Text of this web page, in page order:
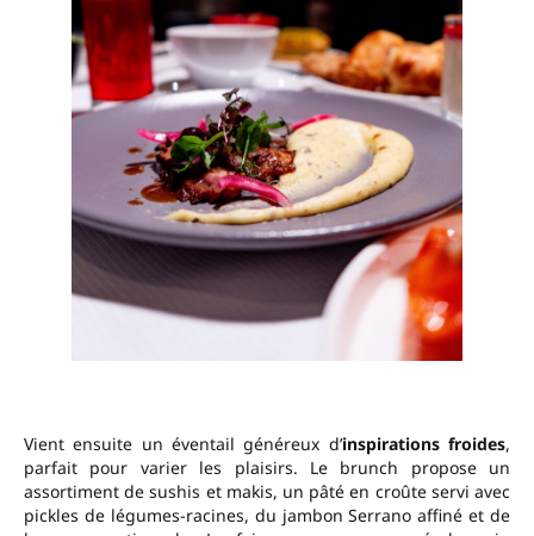
Vient ensuite un éventail généreux d’inspirations froides,
parfait pour varier les plaisirs. Le brunch propose un
assortiment de sushis et makis, un pâté en croûte servi avec
pickles de légumes-racines, du jambon Serrano affiné et de